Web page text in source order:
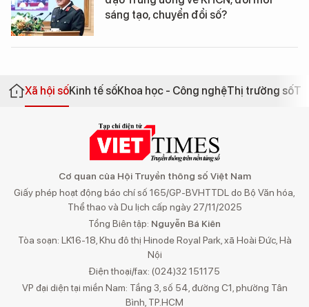
sáng tạo, chuyển đổi số?
Xã hội sốKinh tế sốKhoa học - Công nghệThị trường số
Cơ quan của Hội Truyền thông số Việt Nam
Giấy phép hoạt động báo chí số 165/GP-BVHTTDL do Bộ Văn hóa,
Thể thao và Du lịch cấp ngày 27/11/2025
Tổng Biên tập: Nguyễn Bá Kiên
Tòa soạn: LK16-18, Khu đô thị Hinode Royal Park, xã Hoài Đức, Hà
Nội
Điện thoại/fax: (024)32 151175
VP đại diện tại miền Nam: Tầng 3, số 54, đường C1, phường Tân
Bình, TP.HCM